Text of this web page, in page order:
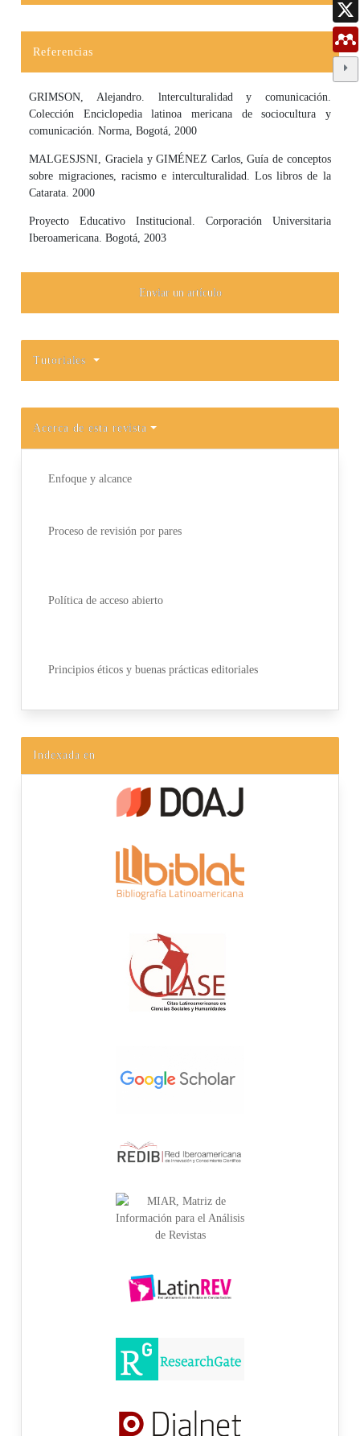
Referencias
GRIMSON, Alejandro. lnterculturalidad y comunicación.
Colección Enciclopedia latinoa­ mericana de sociocultura y
comunicación. Norma, Bogotá, 2000
MALGESJSNI, Graciela y GIMÉNEZ Carlos, Guía de conceptos
sobre migraciones, racis­mo e interculturalidad. Los libros de la
Catarata. 2000
Proyecto Educativo Institucional. Corporación Universitaria
Iberoamericana. Bogotá, 2003
Enviar un artículo
Tutoriales
Acerca de esta revista
Enfoque y alcance
Proceso de revisión por pares
Política de acceso abierto
Principios éticos y buenas prácticas editoriales
Indexada en